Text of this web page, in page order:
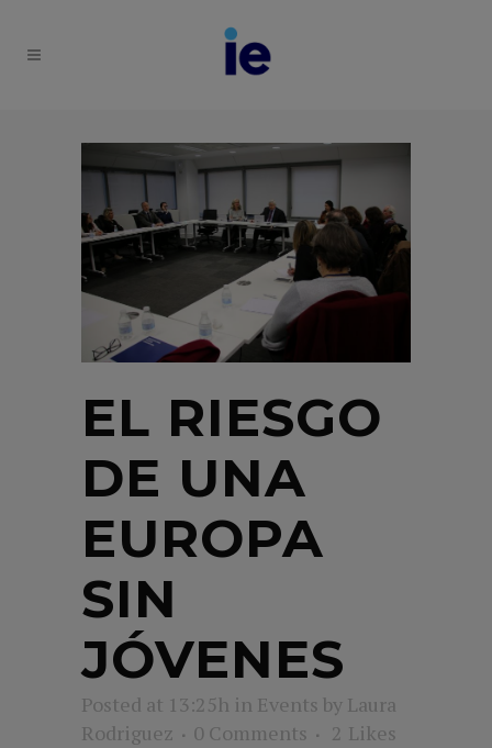
EL RIESGO
DE UNA
EUROPA
SIN
JÓVENES
Posted at 13:25h in Events by Laura
Rodriguez
0 Comments 2 Likes